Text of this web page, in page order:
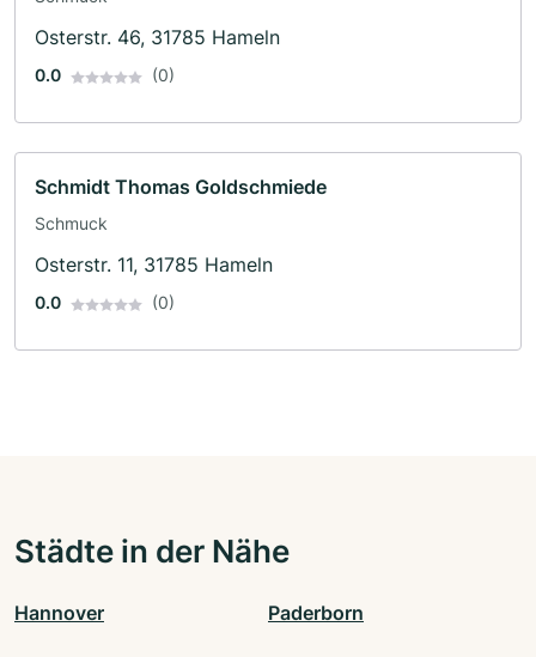
Osterstr. 46, 31785 Hameln
0.0 (0)
Schmidt Thomas Goldschmiede
Schmuck
Osterstr. 11, 31785 Hameln
0.0 (0)
Städte in der Nähe
Hannover Paderborn